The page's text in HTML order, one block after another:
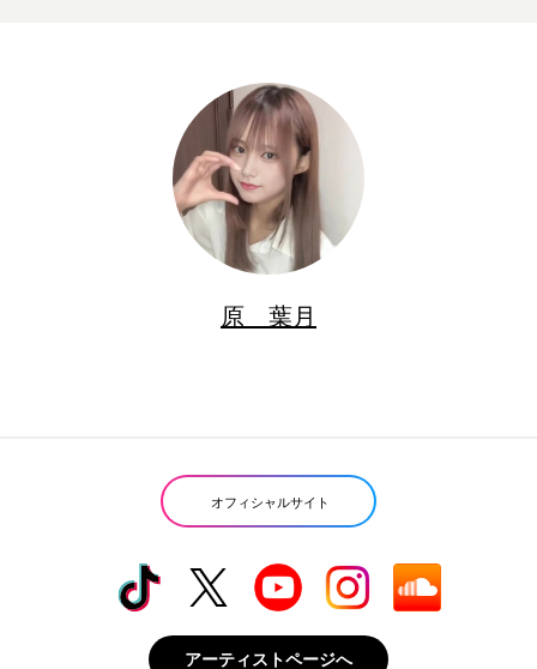
原 葉月
オフィシャルサイト
アーティストページへ